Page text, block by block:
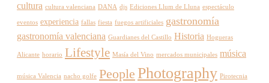
cultura cultura valenciana DANA djs Ediciones Llum de Lluna espectáculo
eventos experiencia fallas fiesta fuegos artificiales gastronomía
gastronomía valenciana Guardianes del Castillo Historia Hogueras
Alicante horario Lifestyle Masía del Vino mercados municipales música
música Valencia nacho golfe People Photography Pirotecnia